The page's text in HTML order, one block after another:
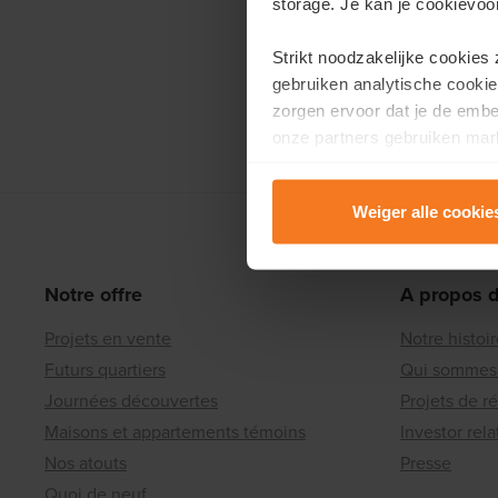
storage. Je kan je
Strikt noodzakelijke cookies
gebruiken analytische
zorgen ervoor dat je de
onze partners gebruiken
Lees er meer over in onze
Weiger alle
Notre offre
Projets en vente
Futurs quartiers
Journées découvertes
Maisons et appartements témoins
Nos atouts
A propos
Notre
Qui
Projets de
Investor
Presse